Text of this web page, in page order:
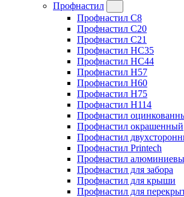
Профнастил
Профнастил C8
Профнастил C20
Профнастил C21
Профнастил HC35
Профнастил HC44
Профнастил H57
Профнастил H60
Профнастил H75
Профнастил H114
Профнастил
Профнастил окрашенный
Профнастил
Профнастил Printech
Профнастил
Профнастил для забора
Профнастил для крыши
Профнастил для